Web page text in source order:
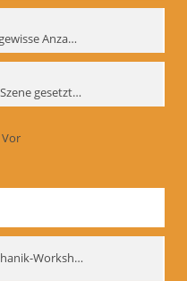
Die Unbekannte / Eine gewisse Anzahl Gespräche - interne Signatur: BM-prt-61
Körper als Maschine in Szene gesetzt. „bat“-Studiotheater mit Neuinszenierungen - interne Signatur: BM-prt-62
Vor
Internationaler Biomechanik-Workshop, Moskau 1993